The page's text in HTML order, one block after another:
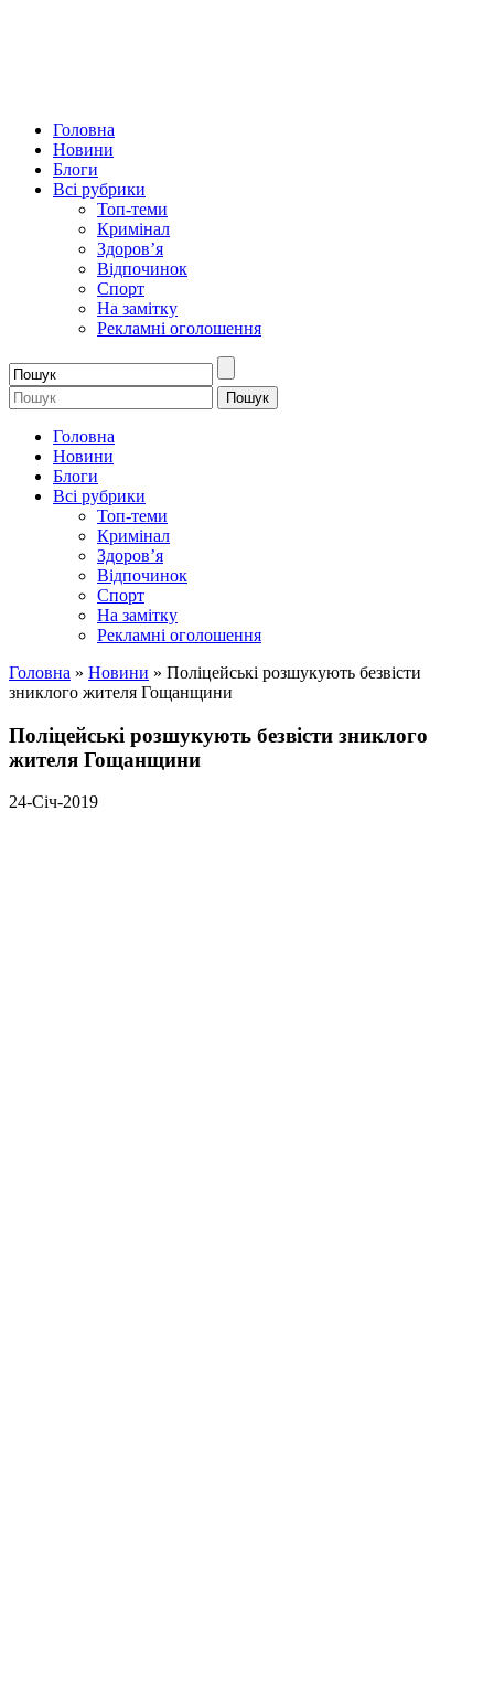
Головна
Новини
Блоги
Всі рубрики
Топ-теми
Кримінал
Здоров’я
Відпочинок
Спорт
На замітку
Рекламні оголошення
Головна
Новини
Блоги
Всі рубрики
Топ-теми
Кримінал
Здоров’я
Відпочинок
Спорт
На замітку
Рекламні оголошення
Головна » Новини » Поліцейські розшукують безвісти
зниклого жителя Гощанщини
Поліцейські розшукують безвісти зниклого
жителя Гощанщини
24-Січ-2019